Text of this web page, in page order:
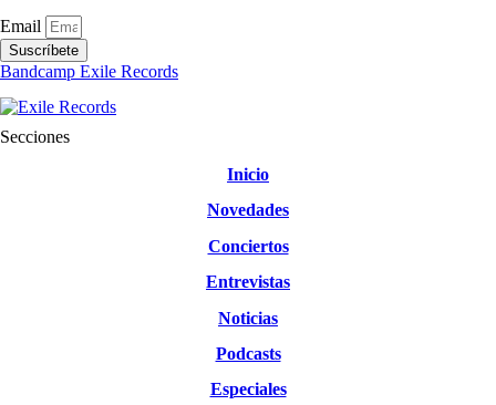
Email
Suscríbete
Bandcamp Exile Records
Secciones
Inicio
Novedades
Conciertos
Entrevistas
Noticias
Podcasts
Especiales